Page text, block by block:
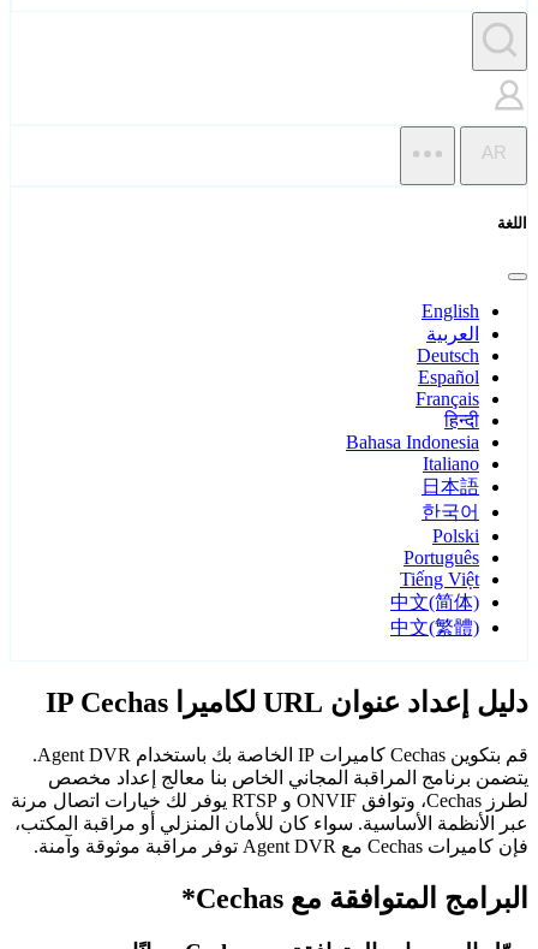
AR
اللغة
English
العربية
Deutsch
Español
Français
हिन्दी
Bahasa Indonesia
Italiano
日本語
한국어
Polski
Português
Tiếng Việt
中文(简体)
中文(繁體)
دليل إعداد عنوان URL لكاميرا IP Cechas
قم بتكوين Cechas كاميرات IP الخاصة بك باستخدام Agent DVR.
يتضمن برنامج المراقبة المجاني الخاص بنا معالج إعداد مخصص
لطرز Cechas، وتوافق ONVIF و RTSP يوفر لك خيارات اتصال مرنة
عبر الأنظمة الأساسية. سواء كان للأمان المنزلي أو مراقبة المكتب،
فإن كاميرات Cechas مع Agent DVR توفر مراقبة موثوقة وآمنة.
البرامج المتوافقة مع Cechas*